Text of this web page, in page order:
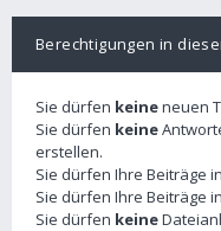
Berechtigungen in
Sie dürfen keineneuen
Sie dürfen keine
erstellen.
Sie dürfen Ihre Beiträge
Sie dürfen Ihre Beiträge
Sie dürfen keine